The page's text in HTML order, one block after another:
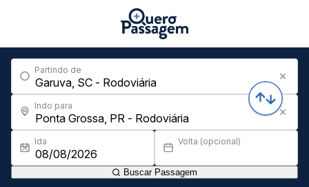
Partindo de
Indo para
Ida Volta (opcional)
Buscar Passagem